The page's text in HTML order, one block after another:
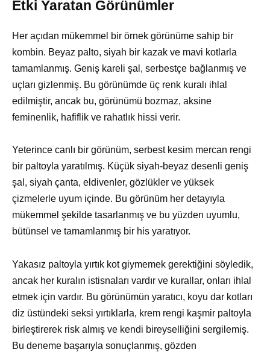
Etki Yaratan Görünümler
Her açıdan mükemmel bir örnek görünüme sahip bir
kombin. Beyaz palto, siyah bir kazak ve mavi kotlarla
tamamlanmış. Geniş kareli şal, serbestçe bağlanmış ve
uçları gizlenmiş. Bu görünümde üç renk kuralı ihlal
edilmiştir, ancak bu, görünümü bozmaz, aksine
feminenlik, hafiflik ve rahatlık hissi verir.
Yeterince canlı bir görünüm, serbest kesim mercan rengi
bir paltoyla yaratılmış. Küçük siyah-beyaz desenli geniş
şal, siyah çanta, eldivenler, gözlükler ve yüksek
çizmelerle uyum içinde. Bu görünüm her detayıyla
mükemmel şekilde tasarlanmış ve bu yüzden uyumlu,
bütünsel ve tamamlanmış bir his yaratıyor.
Yakasız paltoyla yırtık kot giymemek gerektiğini söyledik,
ancak her kuralın istisnaları vardır ve kurallar, onları ihlal
etmek için vardır. Bu görünümün yaratıcı, koyu dar kotları
diz üstündeki seksi yırtıklarla, krem rengi kaşmir paltoyla
birleştirerek risk almış ve kendi bireyselliğini sergilemiş.
Bu deneme başarıyla sonuçlanmış, gözden